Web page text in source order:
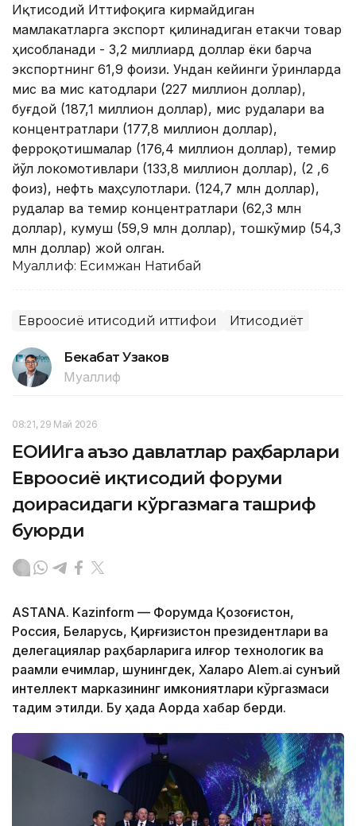
Иқтисодий Иттифоқига кирмайдиган
мамлакатларга экспорт қилинадиган етакчи товар
ҳисобланади - 3,2 миллиард доллар ёки барча
экспортнинг 61,9 фоизи. Ундан кейинги ўринларда
мис ва мис катодлари (227 миллион доллар),
буғдой (187,1 миллион доллар), мис рудалари ва
концентратлари (177,8 миллион доллар),
ферроқотишмалар (176,4 миллион доллар), темир
йўл локомотивлари (133,8 миллион доллар), (2 ,6
фоиз), нефть маҳсулотлари. (124,7 млн доллар),
рудалар ва темир концентратлари (62,3 млн
доллар), кумуш (59,9 млн доллар), тошкўмир (54,3
млн доллар) жой олган.
Муаллиф: Есимжан Нақтибай
Евроосиё иқтисодий иттифоқи Иқтисодиёт
Бекабат Узаков
Муаллиф
08:21, 29 Май 2026
ЕОИИга аъзо давлатлар раҳбарлари
Евроосиё иқтисодий форуми
доирасидаги кўргазмага ташриф
буюрди
ASTANA. Kazinform — Форумда Қозоғистон,
Россия, Беларусь, Қирғизистон президентлари ва
делегациялар раҳбарларига илғор технологик ва
рақамли ечимлар, шунингдек, Халқаро Alem.ai сунъий
интеллект марказининг имкониятлари кўргазмаси
тақдим этилди. Бу ҳақда Ақорда хабар берди.